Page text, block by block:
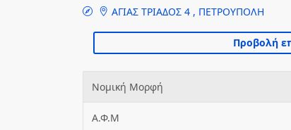
ΑΓΙΑΣ ΤΡΙΑΔΟΣ 4 , ΠΕΤΡΟΥΠΟΛΗ
Νομική Μορφή
Α.Φ.Μ